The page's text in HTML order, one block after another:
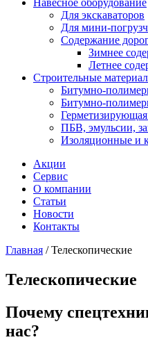
Для экскаваторов
Для мини-
Содержание
Зимнее
Летнее
Строительные
Битумно-
Битумно-
ПБВ, эмульсии,
Изоляционные и
Акции
Сервис
О компании
Статьи
Новости
Контакты
Главная /Телескопические
Телескопические
Почему
нас?